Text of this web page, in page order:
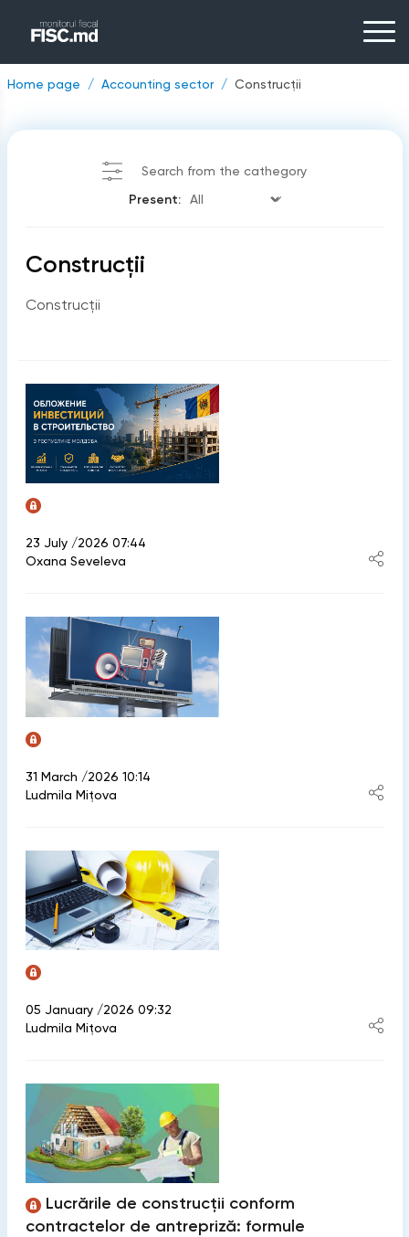
Home page Accounting sector Construcții
Search from the cathegory
Present:
Construcții
Construcții
23 July /2026 07:44
Oxana Seveleva
31 March /2026 10:14
Ludmila Mițova
05 January /2026 09:32
Ludmila Mițova
Lucrările de construcții conform
contractelor de antrepriză: formule